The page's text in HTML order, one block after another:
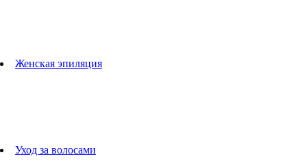
Женская эпиляция
Уход за волосами